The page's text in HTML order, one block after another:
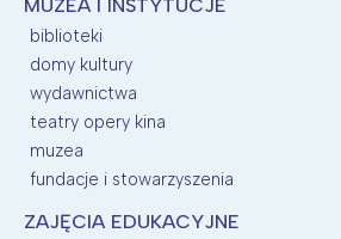
MUZEA I INSTYTUCJE
biblioteki
domy kultury
wydawnictwa
teatry opery kina
muzea
fundacje i stowarzyszenia
ZAJĘCIA EDUKACYJNE